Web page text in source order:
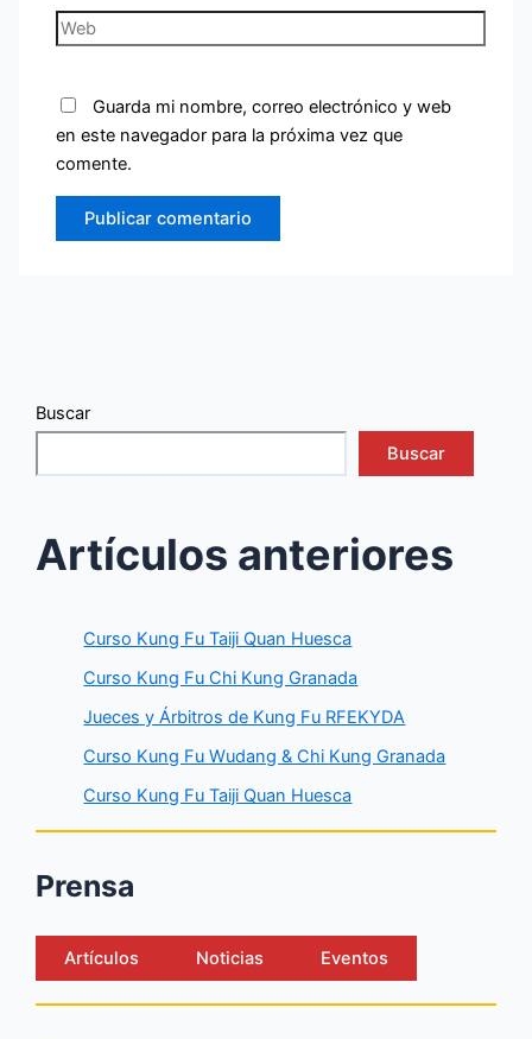
Web
Guarda mi nombre, correo electrónico y web
en este navegador para la próxima vez que
comente.
Buscar
Buscar
Artículos anteriores
Curso Kung Fu Taiji Quan Huesca
Curso Kung Fu Chi Kung Granada
Jueces y Árbitros de Kung Fu RFEKYDA
Curso Kung Fu Wudang & Chi Kung Granada
Curso Kung Fu Taiji Quan Huesca
Prensa
Artículos Noticias Eventos